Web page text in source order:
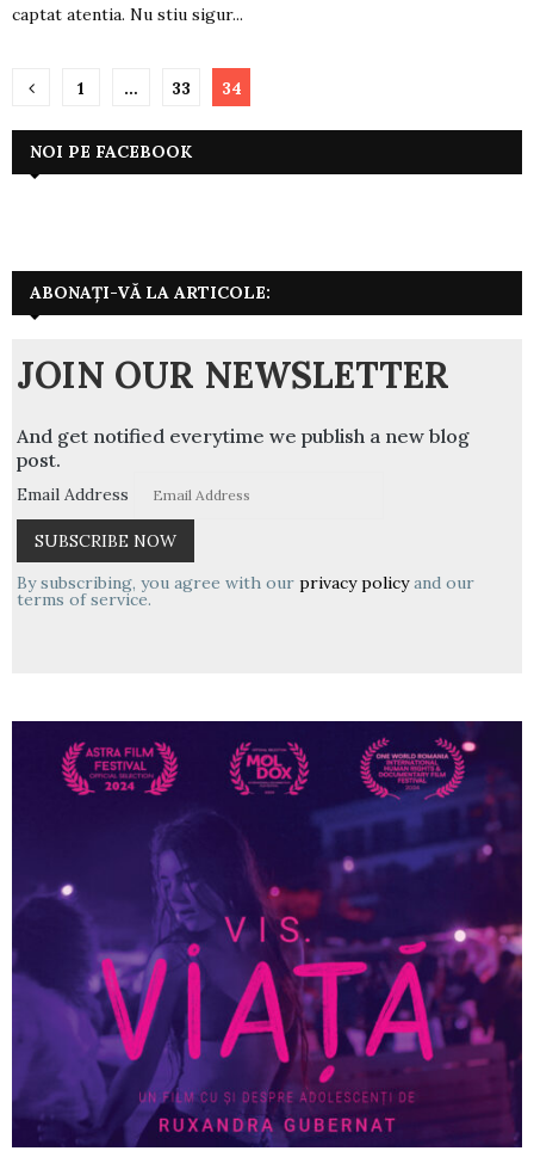
captat atentia. Nu stiu sigur...
Paginație
articole
1 … 33 34
NOI PE FACEBOOK
ABONAȚI-VĂ LA ARTICOLE:
JOIN OUR NEWSLETTER
And get notified everytime we publish a new blog
post.
Email Address
By subscribing, you agree with our privacy policyand our
terms of service.